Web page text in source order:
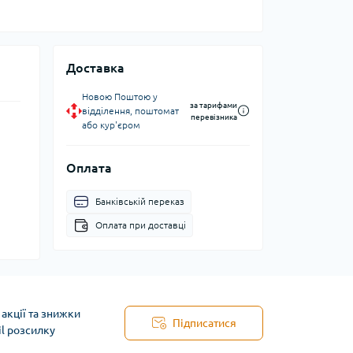
Доставка
Новою Поштою у
відділення, поштомат
або кур'єром
за тарифами
перевізника
Оплата
Банківській переказ
Оплата при доставці
та знижки
розсилку
Підписатися